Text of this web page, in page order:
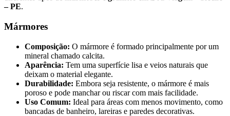
– PE.
Mármores
Composição: O mármore é formado principalmente por um
mineral chamado calcita.
Aparência: Tem uma superfície lisa e veios naturais que
deixam o material elegante.
Durabilidade: Embora seja resistente, o mármore é mais
poroso e pode manchar ou riscar com mais facilidade.
Uso Comum: Ideal para áreas com menos movimento, como
bancadas de banheiro, lareiras e paredes decorativas.